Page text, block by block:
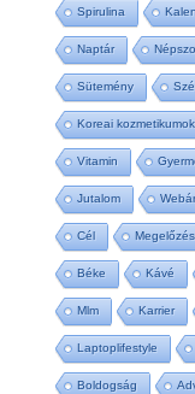
Spirulina
Naptár
Sütemény
Koreai kozmetikumok
Vitamin
Jutalom
Cél Megelőzés
Béke Kávé
Mlm Karrier
Laptoplifestyle
Boldogság